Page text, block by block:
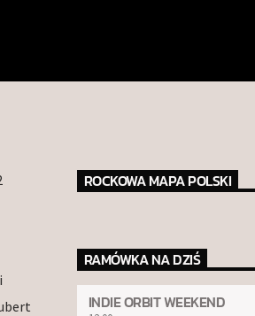
ROCKOWA MAPA POLSKI
RAMÓWKA NA DZIŚ
INDIE ORBIT WEEKEND